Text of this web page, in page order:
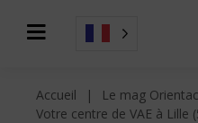
Accueil
Le mag
Votre centre de VAE à Lille